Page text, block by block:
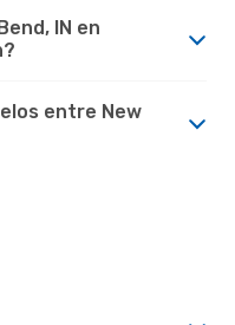
IN en
entre New